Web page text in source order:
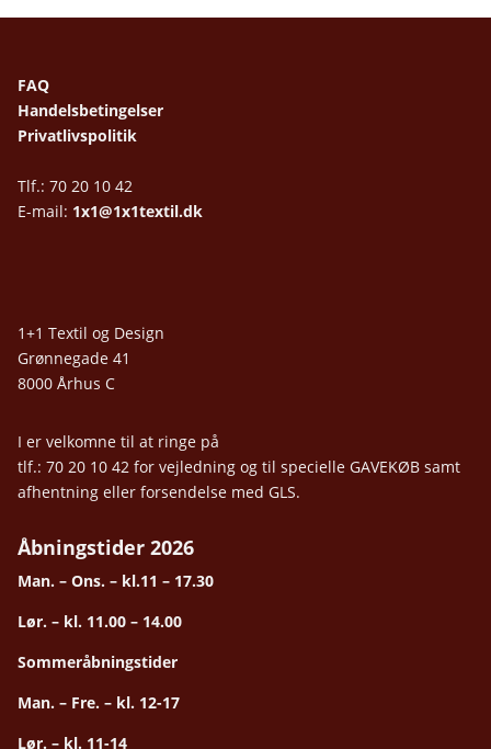
FAQ
Handelsbetingelser
Privatlivspolitik
Tlf.: 70 20 10 42
E-mail: 1x1@1x1textil.dk
1+1 Textil og Design
Grønnegade 41
8000 Århus C
I er velkomne til at ringe på
tlf.: 70 20 10 42 for vejledning og til specielle GAVEKØB samt
afhentning eller forsendelse med GLS.
Åbningstider 2026
Man. – Ons. – kl.11 – 17.30
Lør. – kl. 11.00 – 14.00
Sommeråbningstider
Man. – Fre. – kl. 12-17
Lør. – kl. 11-14